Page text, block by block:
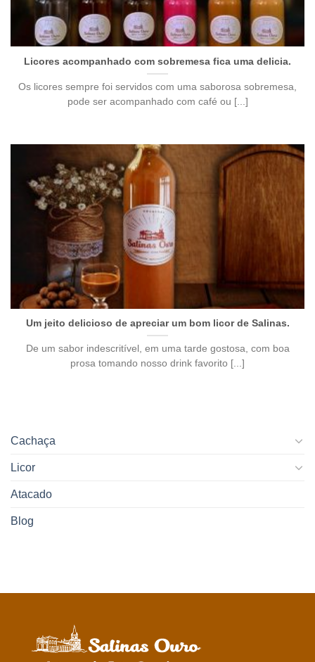
Licores acompanhado com sobremesa fica uma delicia.
Os licores sempre foi servidos com uma saborosa sobremesa,
pode ser acompanhado com café ou [...]
Um jeito delicioso de apreciar um bom licor de Salinas.
De um sabor indescritível, em uma tarde gostosa, com boa
prosa tomando nosso drink favorito [...]
Cachaça
Licor
Atacado
Blog